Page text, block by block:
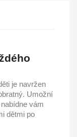
je navržen
Umožní
vám
dětmi po